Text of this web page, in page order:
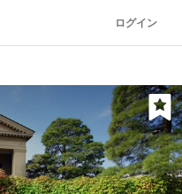
ログイン